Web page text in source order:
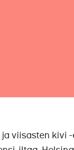
viisasten kivi